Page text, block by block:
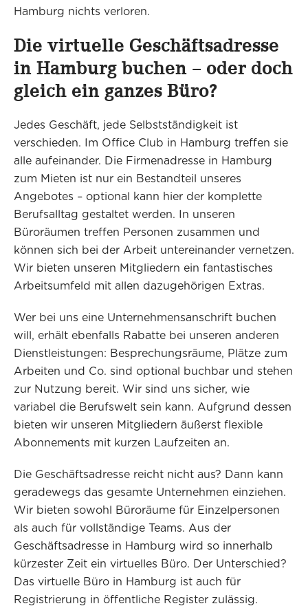
Hamburg nichts verloren.
Die virtuelle Geschäftsadresse
in Hamburg buchen – oder doch
gleich ein ganzes Büro?
Jedes Geschäft, jede Selbstständigkeit ist
verschieden. Im Office Club in Hamburg treffen sie
alle aufeinander. Die Firmenadresse in Hamburg
zum Mieten ist nur ein Bestandteil unseres
Angebotes – optional kann hier der komplette
Berufsalltag gestaltet werden. In unseren
Büroräumen treffen Personen zusammen und
können sich bei der Arbeit untereinander vernetzen.
Wir bieten unseren Mitgliedern ein fantastisches
Arbeitsumfeld mit allen dazugehörigen Extras.
Wer bei uns eine Unternehmensanschrift buchen
will, erhält ebenfalls Rabatte bei unseren anderen
Dienstleistungen: Besprechungsräume, Plätze zum
Arbeiten und Co. sind optional buchbar und stehen
zur Nutzung bereit. Wir sind uns sicher, wie
variabel die Berufswelt sein kann. Aufgrund dessen
bieten wir unseren Mitgliedern äußerst flexible
Abonnements mit kurzen Laufzeiten an.
Die Geschäftsadresse reicht nicht aus? Dann kann
geradewegs das gesamte Unternehmen einziehen.
Wir bieten sowohl Büroräume für Einzelpersonen
als auch für vollständige Teams. Aus der
Geschäftsadresse in Hamburg wird so innerhalb
kürzester Zeit ein virtuelles Büro. Der Unterschied?
Das virtuelle Büro in Hamburg ist auch für
Registrierung in öffentliche Register zulässig.